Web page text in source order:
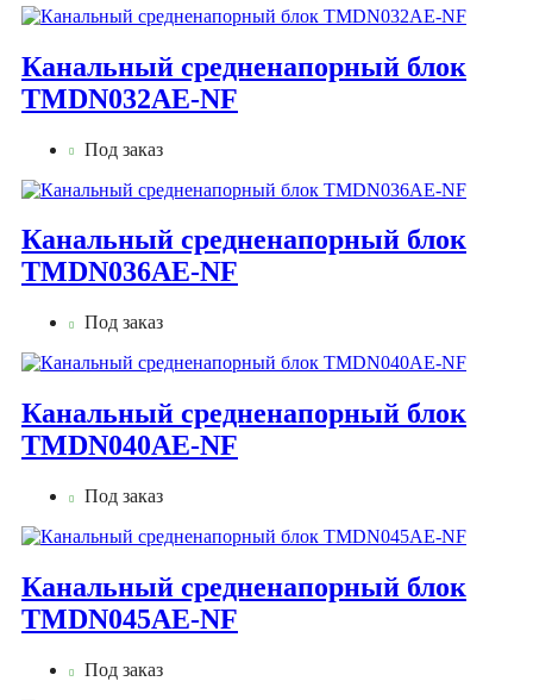
Канальный средненапорный блок
TMDN032AE-NF
Под заказ
Канальный средненапорный блок
TMDN036AE-NF
Под заказ
Канальный средненапорный блок
TMDN040AE-NF
Под заказ
Канальный средненапорный блок
TMDN045AE-NF
Под заказ